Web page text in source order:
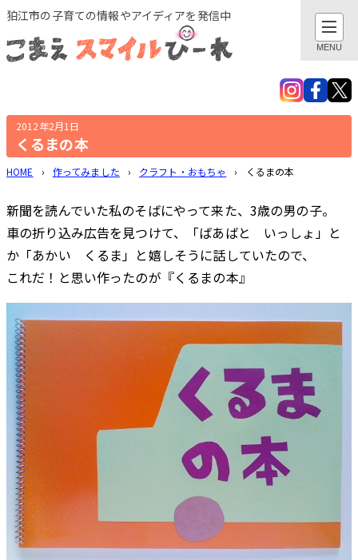
このページの本文へ
狛江市の子育ての情報やアイディアを発信中
MENU
検索
親子でおでかけ・遊び
地域とつながる
子育てあれこれ
健康あれこれ
子育てグッズ
2012年2月1日
くるまの本
HOME › 作ってみました › クラフト・おもちゃ › くるまの本
新聞を読んでいた私のそばにやって来た、3歳の男の子。
車の折り込み広告を見つけて、「ばあばと いっしょ」と
か「あかい くるま」と嬉しそうに話していたので、
これだ！と思い作ったのが『くるまの本』